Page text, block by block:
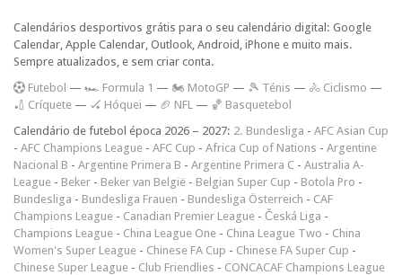
Calendários desportivos grátis para o seu calendário digital: Google
Calendar, Apple Calendar, Outlook, Android, iPhone e muito mais.
Sempre atualizados, e sem criar conta.
Futebol — 🏎️ Formula 1 — 🏍 MotoGP — 🎾 Ténis — 🚴 Ciclismo —
🏏 Críquete — 🏑 Hóquei — 🏈 NFL — 🏀 Basquetebol
Calendário de futebol época 2026 – 2027: 2. Bundesliga - AFC Asian Cup
- AFC Champions League - AFC Cup - Africa Cup of Nations - Argentine
Nacional B - Argentine Primera B - Argentine Primera C - Australia A-
League - Beker - Beker van België - Belgian Super Cup - Botola Pro -
Bundesliga - Bundesliga Frauen - Bundesliga Österreich - CAF
Champions League - Canadian Premier League - Česká Liga -
Champions League - China League One - China League Two - China
Women's Super League - Chinese FA Cup - Chinese FA Super Cup -
Chinese Super League - Club Friendlies - CONCACAF Champions League